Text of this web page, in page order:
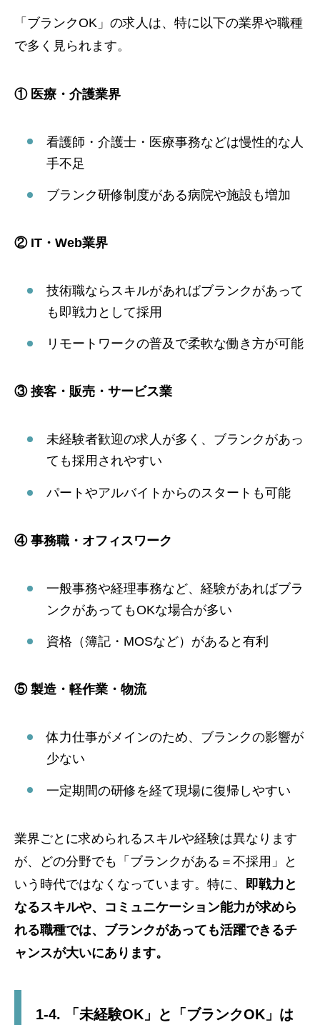
「ブランクOK」の求人は、特に以下の業界や職種
で多く見られます。
① 医療・介護業界
看護師・介護士・医療事務などは慢性的な人
手不足
ブランク研修制度がある病院や施設も増加
② IT・Web業界
技術職ならスキルがあればブランクがあって
も即戦力として採用
リモートワークの普及で柔軟な働き方が可能
③ 接客・販売・サービス業
未経験者歓迎の求人が多く、ブランクがあっ
ても採用されやすい
パートやアルバイトからのスタートも可能
④ 事務職・オフィスワーク
一般事務や経理事務など、経験があればブラ
ンクがあってもOKな場合が多い
資格（簿記・MOSなど）があると有利
⑤ 製造・軽作業・物流
体力仕事がメインのため、ブランクの影響が
少ない
一定期間の研修を経て現場に復帰しやすい
業界ごとに求められるスキルや経験は異なります
が、どの分野でも「ブランクがある＝不採用」と
いう時代ではなくなっています。特に、 即戦力と
なるスキルや、コミュニケーション能力が求めら
れる職種では、ブランクがあっても活躍できるチ
ャンスが大いにあります。
1-4. 「未経験OK」と「ブランクOK」は